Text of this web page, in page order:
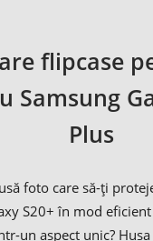
flipcase
Samsung
Plus
foto care să-ți
S20+ în mod
un aspect unic?